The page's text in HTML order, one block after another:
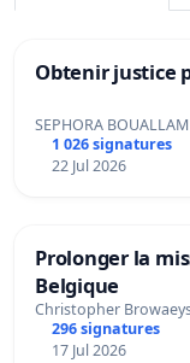
Obtenir justice
SEPHORA BOUALLAM
1 026 signatures
22 Jul 2026
Prolonger la
Belgique
Christopher
296 signatures
17 Jul 2026